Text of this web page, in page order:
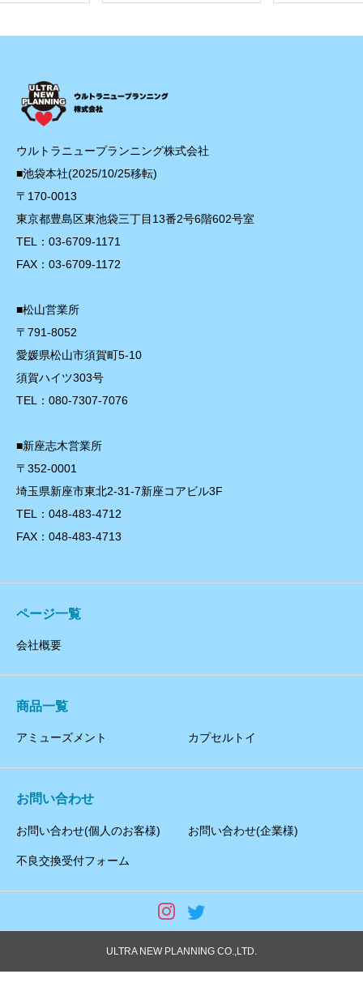
ウルトラニュープランニング株式会社
■池袋本社(2025/10/25移転)
〒170-0013
東京都豊島区東池袋三丁目13番2号6階602号室
TEL：03-6709-1171
FAX：03-6709-1172
■松山営業所
〒791-8052
愛媛県松山市須賀町5-10
須賀ハイツ303号
TEL：080-7307-7076
■新座志木営業所
〒352-0001
埼玉県新座市東北2-31-7新座コアビル3F
TEL：048-483-4712
FAX：048-483-4713
ページ一覧
会社概要
商品一覧
アミューズメント カプセルトイ
お問い合わせ
お問い合わせ(個人のお客様) お問い合わせ(企業様)
不良交換受付フォーム
ULTRA NEW PLANNING CO.,LTD.